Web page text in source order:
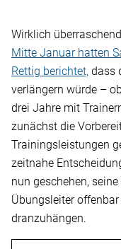
Wirklich
Mitte Januar hatten
Rettig berichtet, dass
verlängern würde –
drei Jahre mit
zunächst die
Trainingsleistungen
zeitnahe
nun geschehen,
Übungsleiter
dranzuhängen.